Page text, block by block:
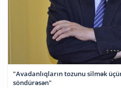
"Avadanlıqların tozunu silmək
söndürəsən"